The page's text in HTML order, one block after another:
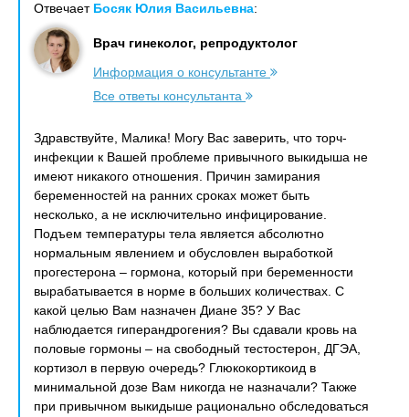
Отвечает Босяк Юлия Васильевна:
Врач гинеколог, репродуктолог
Информация о консультанте
Все ответы консультанта
Здравствуйте, Малика! Могу Вас заверить, что торч-
инфекции к Вашей проблеме привычного выкидыша не
имеют никакого отношения. Причин замирания
беременностей на ранних сроках может быть
несколько, а не исключительно инфицирование.
Подъем температуры тела является абсолютно
нормальным явлением и обусловлен выработкой
прогестерона – гормона, который при беременности
вырабатывается в норме в больших количествах. С
какой целью Вам назначен Диане 35? У Вас
наблюдается гиперандрогения? Вы сдавали кровь на
половые гормоны – на свободный тестостерон, ДГЭА,
кортизол в первую очередь? Глюкокортикоид в
минимальной дозе Вам никогда не назначали? Также
при привычном выкидыше рационально обследоваться